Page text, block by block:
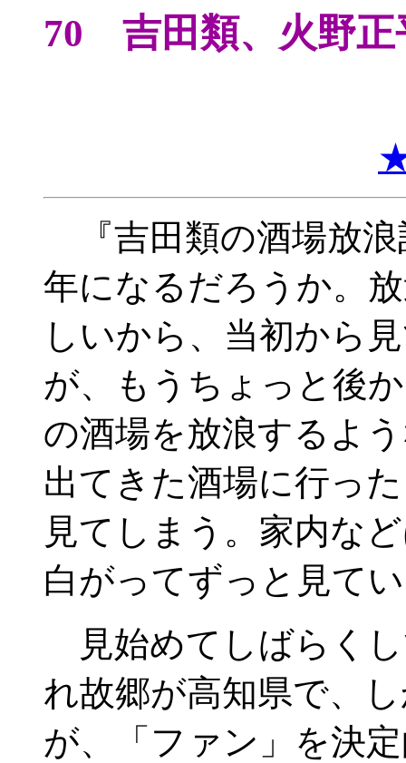
70 吉田類、火野正
『吉田類の酒場放
年になるだろうか。
しいから、当初から
が、もうちょっと後
の酒場を放浪するよ
出てきた酒場に行っ
見てしまう。家内な
白がってずっと見て
見始めてしばらく
れ故郷が高知県で、
が、「ファン」を決